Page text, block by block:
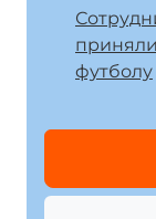
футболу